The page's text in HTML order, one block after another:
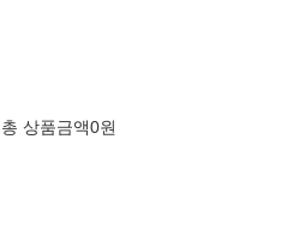
총 상품금액0원